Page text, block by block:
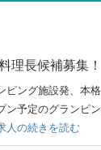
理長候補募集！
ピング施設発、本
ン予定のグランピ
人の続きを読む